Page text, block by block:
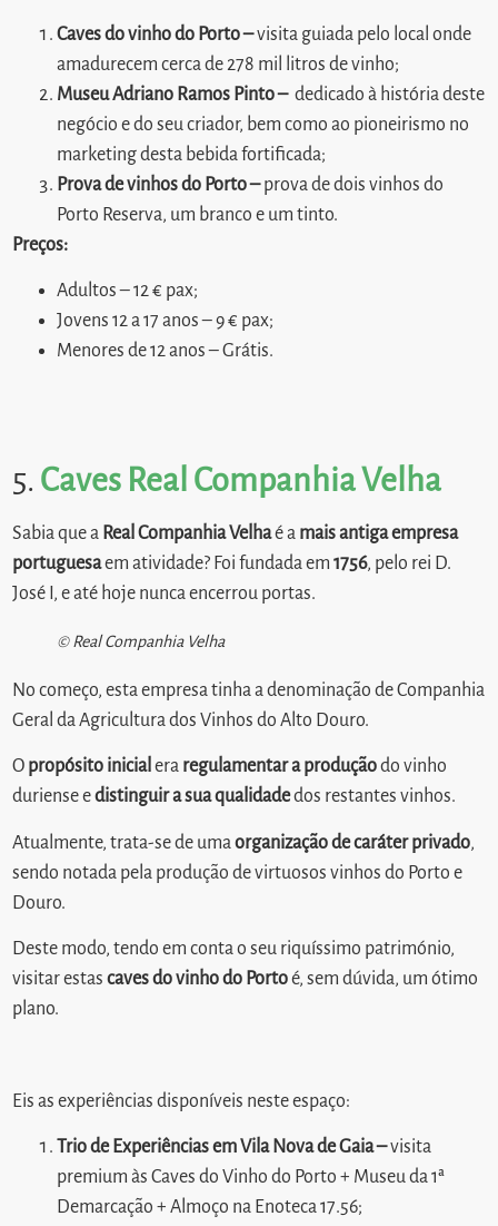
Caves do vinho do Porto –visita guiada pelo local onde
amadurecem cerca de 278 mil litros de vinho;
Museu Adriano Ramos Pinto – dedicado à história deste
negócio e do seu criador, bem como ao pioneirismo no
marketing desta bebida fortificada;
Prova de vinhos do Porto–prova de dois vinhos do
Porto Reserva, um branco e um tinto.
Preços:
Adultos – 12 € pax;
Jovens 12 a 17 anos – 9 € pax;
Menores de 12 anos – Grátis.
5. Caves Real Companhia Velha
Sabia que a Real Companhia Velhaé a mais antiga empresa
portuguesaem atividade? Foi fundada em1756, pelo rei D.
José I, e até hoje nunca encerrou portas.
© Real Companhia Velha
No começo, esta empresa tinha a denominação de Companhia
Geral da Agricultura dos Vinhos do Alto Douro.
O propósito inicial era regulamentar a produçãodo vinho
duriense edistinguir a sua qualidadedos restantes vinhos.
Atualmente, trata-se de umaorganização decaráter privado,
sendo notada pela produção de virtuosos vinhos do Porto e
Douro.
Deste modo, tendo em conta o seu riquíssimo património,
visitar estascaves do vinho do Portoé, sem dúvida, um ótimo
plano.
Eis as experiências disponíveis neste espaço:
Trio de Experiências em Vila Nova de Gaia –visita
premium às Caves do Vinho do Porto + Museu da 1ª
Demarcação + Almoço na Enoteca 17.56;